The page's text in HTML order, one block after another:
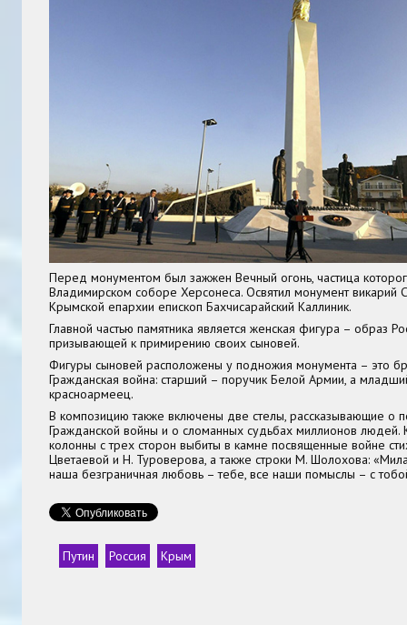
Перед монументом был зажжен Вечный огонь, частица
Владимирском соборе Херсонеса. Освятил монумент викарий
Крымской епархии епископ Бахчисарайский Каллиник.
Главной частью памятника является женская фигура – образ
призывающей к примирению своих сыновей.
Фигуры сыновей расположены у подножия монумента – это
Гражданская война: старший – поручик Белой Армии, а
красноармеец.
В композицию также включены две стелы, рассказывающие о
Гражданской войны и о сломанных судьбах миллионов людей.
колонны с трех сторон выбиты в камне посвященные войне
Цветаевой и Н. Туроверова, а также строки М. Шолохова:
наша безграничная любовь – тебе, все наши помыслы – с
Путин Россия Крым